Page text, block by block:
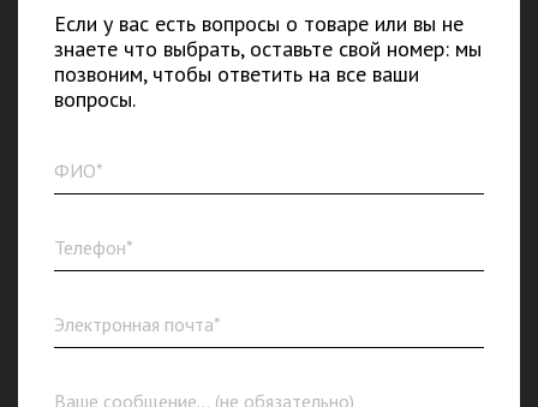
Если у вас есть вопросы о товаре или вы не
знаете что выбрать, оставьте свой номер: мы
позвоним, чтобы ответить на все ваши
вопросы.